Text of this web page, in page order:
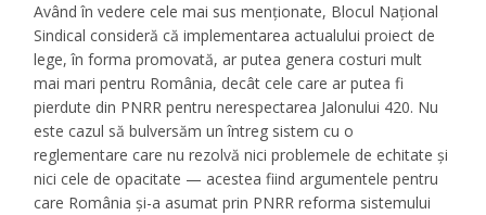
Având în vedere cele mai sus menționate, Blocul Național
Sindical consideră că implementarea actualului proiect de
lege, în forma promovată, ar putea genera costuri mult
mai mari pentru România, decât cele care ar putea fi
pierdute din PNRR pentru nerespectarea Jalonului 420. Nu
este cazul să bulversăm un întreg sistem cu o
reglementare care nu rezolvă nici problemele de echitate și
nici cele de opacitate — acestea fiind argumentele pentru
care România și-a asumat prin PNRR reforma sistemului